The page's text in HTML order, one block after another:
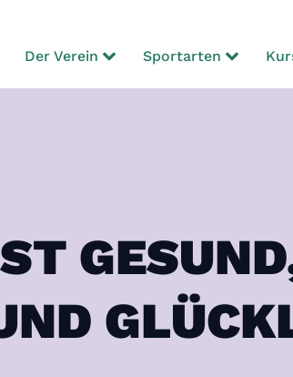
Der Verein Sportarten